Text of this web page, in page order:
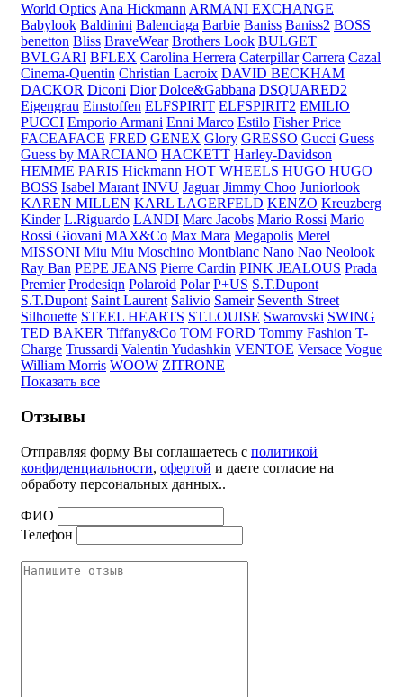
World Optics Ana Hickmann ARMANI EXCHANGE
Babylook Baldinini Balenciaga Barbie Baniss Baniss2 BOSS
benetton Bliss BraveWear Brothers Look BULGET
BVLGARI BFLEX Carolina Herrera Caterpillar Carrera Cazal
Cinema-Quentin Christian Lacroix DAVID BECKHAM
DACKOR Diconi Dior Dolce&Gabbana DSQUARED2
Eigengrau Einstoffen ELFSPIRIT ELFSPIRIT2 EMILIO
PUCCI Emporio Armani Enni Marco Estilo Fisher Price
FACEAFACE FRED GENEX Glory GRESSO Gucci Guess
Guess by MARCIANO HACKETT Harley-Davidson
HEMME PARIS Hickmann HOT WHEELS HUGO HUGO
BOSS Isabel Marant INVU Jaguar Jimmy Choo Juniorlook
KAREN MILLEN KARL LAGERFELD KENZO Kreuzberg
Kinder L.Riguardo LANDI Marc Jacobs Mario Rossi Mario
Rossi Giovani MAX&Co Max Mara Megapolis Merel
MISSONI Miu Miu Moschino Montblanc Nano Nao Neolook
Ray Ban PEPE JEANS Pierre Cardin PINK JEALOUS Prada
Premier Prodesiqn Polaroid Polar P+US S.T.Dupont
S.T.Dupont Saint Laurent Salivio Sameir Seventh Street
Silhouette STEEL HEARTS ST.LOUISE Swarovski SWING
TED BAKER Tiffany&Co TOM FORD Tommy Fashion T-
Charge Trussardi Valentin Yudashkin VENTOE Versace Vogue
William Morris WOOW ZITRONE
Показать все
Отзывы
Отправляя форму Вы соглашаетесь с политикой
конфиденциальности, офертой и даете согласие на
обработу персональных данных..
ФИО
Телефон